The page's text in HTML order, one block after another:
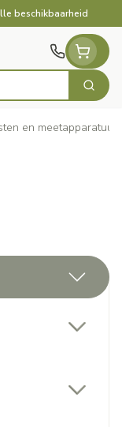
beschikbaarheid
Zoek
en meetapparatuur